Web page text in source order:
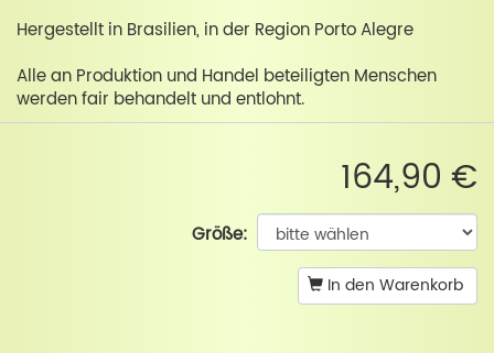
Hergestellt in Brasilien, in der Region Porto Alegre
Alle an Produktion und Handel beteiligten Menschen
werden fair behandelt und entlohnt.
164,90 €
Größe:
In den Warenkorb